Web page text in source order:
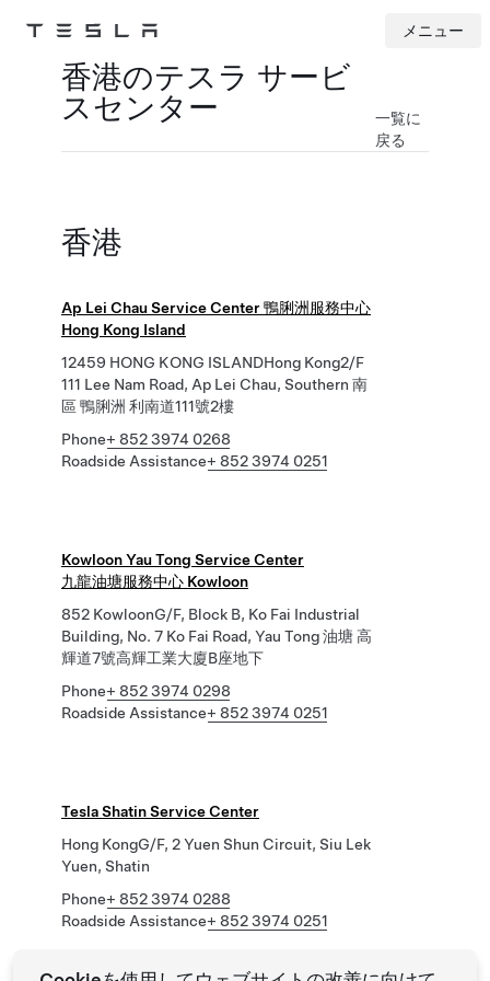
Tesla
Skip to main content
メニュー
香港のテスラ サービ
スセンター
一覧に
戻る
香港
Ap Lei Chau Service Center 鴨脷洲服務中心
Hong Kong Island
12459 HONG KONG ISLANDHong Kong2/F
111 Lee Nam Road, Ap Lei Chau, Southern 南
區 鴨脷洲 利南道111號2樓
Phone+ 852 3974 0268
Roadside Assistance+ 852 3974 0251
Kowloon Yau Tong Service Center
九龍油塘服務中心 Kowloon
852 KowloonG/F, Block B, Ko Fai Industrial
Building, No. 7 Ko Fai Road, Yau Tong 油塘 高
輝道7號高輝工業大廈B座地下
Phone+ 852 3974 0298
Roadside Assistance+ 852 3974 0251
Tesla Shatin Service Center
Hong KongG/F, 2 Yuen Shun Circuit, Siu Lek
Yuen, Shatin
Phone+ 852 3974 0288
Roadside Assistance+ 852 3974 0251